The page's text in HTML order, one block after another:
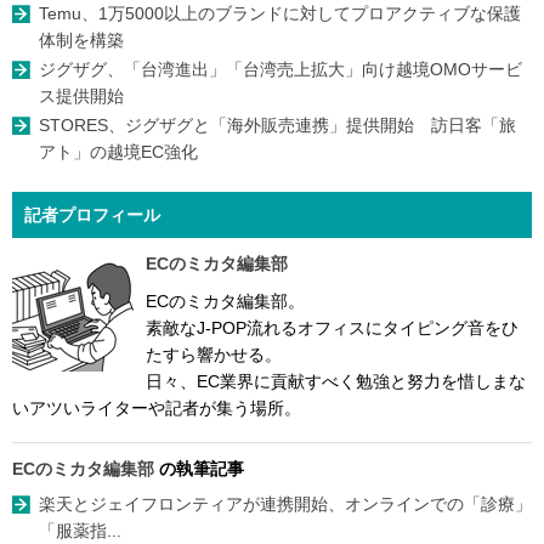
Temu、1万5000以上のブランドに対してプロアクティブな保護
体制を構築
ジグザグ、「台湾進出」「台湾売上拡大」向け越境OMOサービ
ス提供開始
STORES、ジグザグと「海外販売連携」提供開始 訪日客「旅
アト」の越境EC強化
記者プロフィール
ECのミカタ編集部
ECのミカタ編集部。
素敵なJ-POP流れるオフィスにタイピング音をひ
たすら響かせる。
日々、EC業界に貢献すべく勉強と努力を惜しまな
いアツいライターや記者が集う場所。
ECのミカタ編集部 の執筆記事
楽天とジェイフロンティアが連携開始、オンラインでの「診療」
「服薬指...